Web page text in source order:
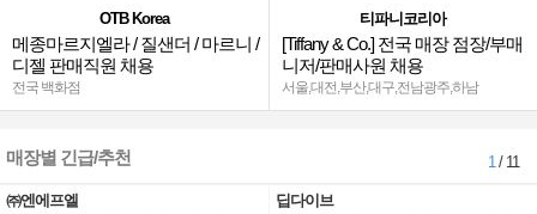
OTB Korea
메종마르지엘라 / 질샌더 / 마르니 /
디젤 판매직원 채용
전국 백화점
티파니코리아
[Tiffany & Co.] 전국 매장 점장/부매
니저/판매사원 채용
서울,대전,부산,대구,전남광주,하남
매장별 긴급/추천 1/ 11
㈜엔에프엘 딥다이브